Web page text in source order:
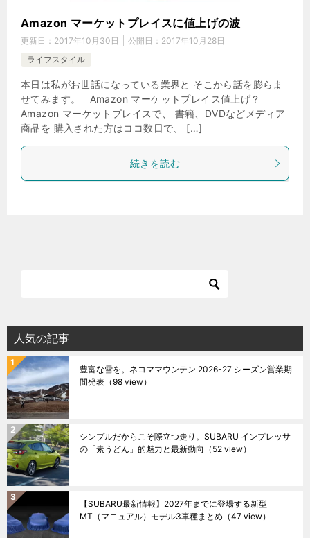
Amazon マーケットプレイスに値上げの波
更新日： 2017年10月30日 公開日： 2017年10月28日
ライフスタイル
本日は私がお世話になっている業界と そこから話を膨らま
せてみます。 Amazon マーケットプレイス値上げ？
Amazon マーケットプレイスで、 書籍、DVDなどメディア
商品を 購入された方はココ数日で、 […]
続きを読む
人気の記事
豊富な雪を。ネコママウンテン 2026-27 シーズン営業期
間発表 （98 view）
シンプルだからこそ際立つ走り。SUBARU インプレッサ
の「素うどん」的魅力と最新動向 （52 view）
【SUBARU最新情報】2027年までに登場する新型
MT（マニュアル）モデル3車種まとめ （47 view）